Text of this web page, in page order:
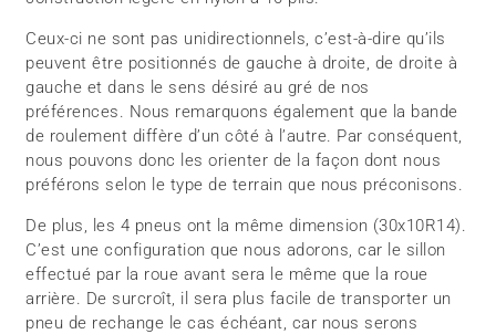
Ceux-ci ne sont pas unidirectionnels, c’est-à-dire qu’ils
peuvent être positionnés de gauche à droite, de droite à
gauche et dans le sens désiré au gré de nos
préférences. Nous remarquons également que la bande
de roulement diffère d’un côté à l’autre. Par conséquent,
nous pouvons donc les orienter de la façon dont nous
préférons selon le type de terrain que nous préconisons.
De plus, les 4 pneus ont la même dimension (30x10R14).
C’est une configuration que nous adorons, car le sillon
effectué par la roue avant sera le même que la roue
arrière. De surcroît, il sera plus facile de transporter un
pneu de rechange le cas échéant, car nous serons